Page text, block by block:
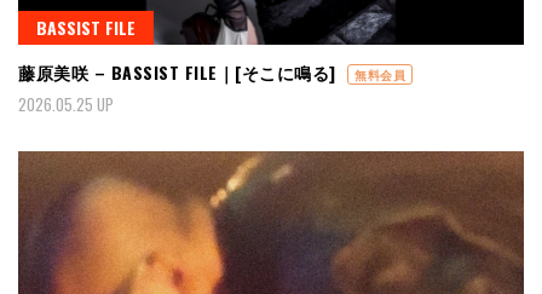
BASSIST FILE
藤原美咲 – BASSIST FILE｜[そこに鳴る]
無料会員
2026.05.25 UP